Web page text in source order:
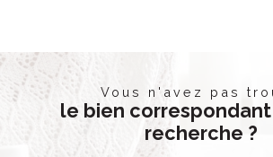
Vous n'avez pas
le bien
recherche ?